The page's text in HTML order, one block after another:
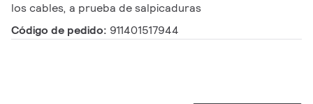
los cables, a prueba de salpicaduras
Código de pedido: 911401517944